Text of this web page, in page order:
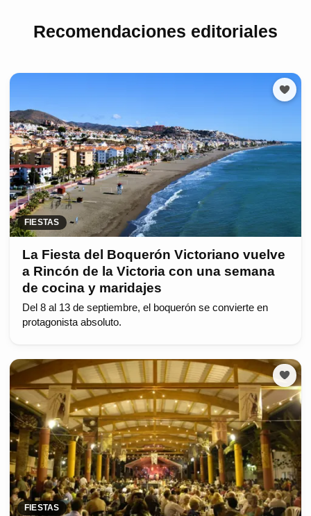
Recomendaciones editoriales
FIESTAS
La Fiesta del Boquerón Victoriano vuelve
a Rincón de la Victoria con una semana
de cocina y maridajes
Del 8 al 13 de septiembre, el boquerón se convierte en
protagonista absoluto.
FIESTAS